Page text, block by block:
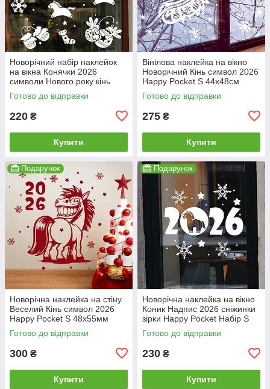
Новорічний набір наклейок
на вікна Конячки 2026
символи Нового року кінь
сніжинки Happy Pocket білий
матовий (HP-147-010M)
Готово до відправки
220 ₴
Купити
Вінілова наклейка на вікно
Новорічний Кінь символ 2026
Happy Pocket S 44х48см
білий матовий (HP-148S-
010M)
Готово до відправки
275 ₴
Купити
Подарунок
Новорічна наклейка на стіну
Веселий Кінь символ 2026
Happy Pocket S 48х55мм
червоний матовий (HP-149S-
030M)
Готово до відправки
300 ₴
Купити
Подарунок
Новорічна наклейка на вікно
Коник Надпис 2026 сніжинки
зірки Happy Pocket Набір S
білий матовий HP-151S-010M
Готово до відправки
230 ₴
Купити